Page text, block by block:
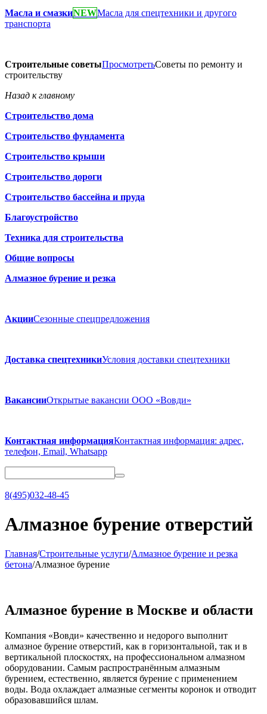
Масла и смазкиNEWМасла для спецтехники и другого
транспорта
Строительные советыПросмотретьСоветы по ремонту и
строительству
Назад к главному
Строительство дома
Строительство фундамента
Строительство крыши
Строительство дороги
Строительство бассейна и пруда
Благоустройство
Техника для строительства
Общие вопросы
Алмазное бурение и резка
АкцииСезонные спецпредложения
Доставка спецтехникиУсловия доставки спецтехники
ВакансииОткрытые вакансии ООО «Вовди»
Контактная информацияКонтактная информация: адрес,
телефон, Email, Whatsapp
8(495)032-48-45
Алмазное бурение отверстий
Главная/Строительные услуги/Алмазное бурение и резка
бетона/Алмазное бурение
Алмазное бурение в Москве и области
Компания «Вовди» качественно и недорого выполнит
алмазное бурение отверстий, как в горизонтальной, так и в
вертикальной плоскостях, на профессиональном алмазном
оборудовании. Самым распространённым алмазным
бурением, естественно, является бурение с применением
воды. Вода охлаждает алмазные сегменты коронок и отводит
образовавшийся шлам.